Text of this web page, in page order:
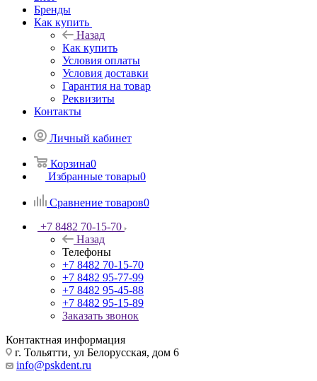
Бренды
Как купить
Назад
Как купить
Условия оплаты
Условия доставки
Гарантия на товар
Реквизиты
Контакты
Личный кабинет
Корзина0
Избранные товары0
Сравнение товаров0
+7 8482 70-15-70
Назад
Телефоны
+7 8482 70-15-70
+7 8482 95-77-99
+7 8482 95-45-88
+7 8482 95-15-89
Заказать звонок
Контактная информация
г. Тольятти, ул Белорусская, дом 6
info@pskdent.ru